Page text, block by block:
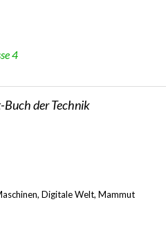
4
Buch der Technik
Digitale Welt, Mammut